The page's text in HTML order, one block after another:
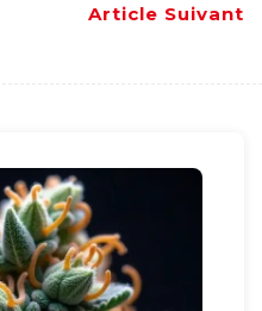
Article Suivant